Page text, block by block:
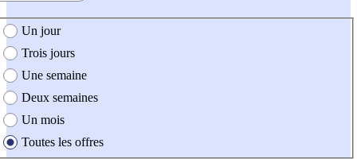
création de l'offre
Un jour
Trois jours
Une semaine
Deux semaines
Un mois
Toutes les offres